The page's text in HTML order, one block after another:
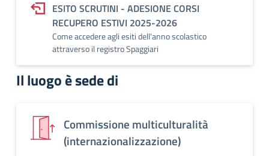
ESITO SCRUTINI - ADESIONE CORSI
RECUPERO ESTIVI 2025-2026
Come accedere agli esiti dell'anno scolastico
attraverso il registro Spaggiari
Il luogo è sede di
Commissione multiculturalità
(internazionalizzazione)